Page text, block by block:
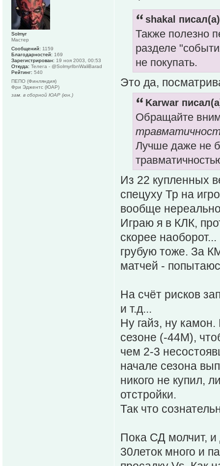
shakal
Также полезно
разделе
не покупать.
Это да,
Karwar
Обращайте
Лучше даже не
Из 22 купленных
спецуху Тр на
вообще
Играю я в КЛК,
скорее
грубую тоже. За
матчей -
На счёт рисков
и т.д...
Ну гайз, ну
сезоне (-44М),
чем 2-3
начале сезона
никого не купил,
отстройки.
Так что
Пока СД молчит, и
30леток много и
Solmyr
Мастер
Сообщений: 1159
Благодарностей: 169
Зарегистрирован: 19 ноя 2003, 00:53
Откуда: Телега - @SolmyrIbnWaliBarad
Рейтинг: 540
ПЕПО (Финляндия)
Фри Эджентс (ЮАР)
зам. в сборной ЮАР (юн.)